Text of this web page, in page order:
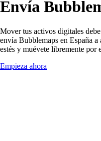
Envía
Mover tus activos digitales
envía Bubblemaps en España a
estés y muévete libremente por
Empieza ahora